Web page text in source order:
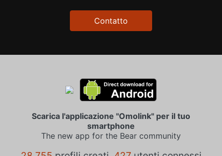
Contatto
Scarica l'applicazione "Omolink" per il tuo
smartphone
The new app for the Bear community